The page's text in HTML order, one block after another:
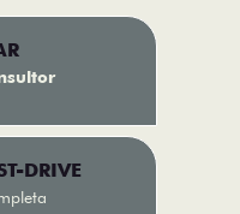
DRIVE